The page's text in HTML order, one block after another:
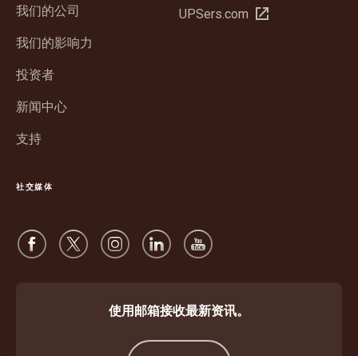
我们的公司
我们的影响力
投资者
新闻中心
支持
窗
UPSers.com 在
社交媒体
使用邮箱接收最新资讯。